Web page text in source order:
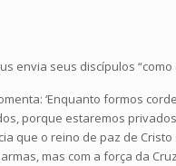
envia seus discípulos
‘Enquanto formos
porque estaremos
que o reino de paz de
mas com a força da